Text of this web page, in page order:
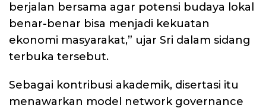
berjalan bersama agar potensi budaya lokal
benar-benar bisa menjadi kekuatan
ekonomi masyarakat,” ujar Sri dalam sidang
terbuka tersebut.
Sebagai kontribusi akademik, disertasi itu
menawarkan model network governance